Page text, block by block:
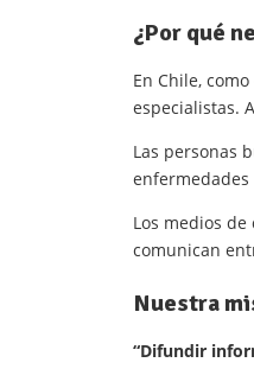
¿Por qué
En Chile,
especialistas.
Las personas
Los medios
comunican
Nuestra
“Difundir